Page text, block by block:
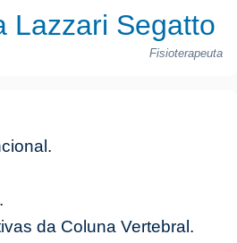
Lazzari Segatto
Fisioterapeuta
da Coluna Vertebral.